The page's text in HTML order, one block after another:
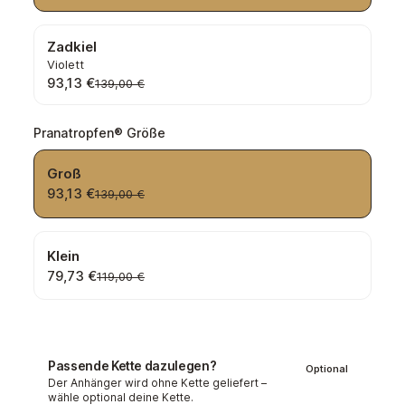
Zadkiel
Violett
93,13 €139,00 €
Pranatropfen® Größe
Groß
93,13 €139,00 €
Klein
79,73 €119,00 €
Passende Kette dazulegen?
Der Anhänger wird ohne Kette geliefert –
wähle optional deine Kette.
Optional